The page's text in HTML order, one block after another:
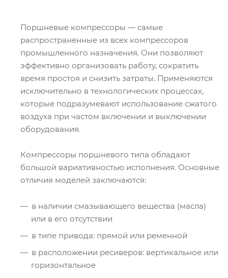
Поршневые компрессоры — самые
распространенные из всех компрессоров
промышленного назначения. Они позволяют
эффективно организовать работу, сократить
время простоя и снизить затраты. Применяются
исключительно в технологических процессах,
которые подразумевают использование сжатого
воздуха при частом включении и выключении
оборудования.
Компрессоры поршневого типа обладают
большой вариативностью исполнения. Основные
отличия моделей заключаются:
в наличии смазывающего вещества (масла)
или в его отсутствии
в типе привода: прямой или ременной
в расположении ресиверов: вертикальное или
горизонтальное